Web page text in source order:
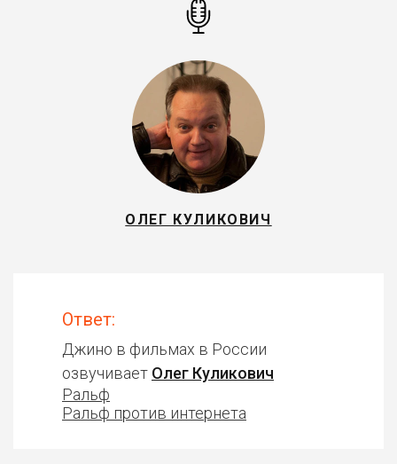
ОЛЕГ КУЛИКОВИЧ
Ответ:
Джино в фильмах в России
озвучивает Олег Куликович
Ральф
Ральф против интернета